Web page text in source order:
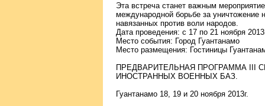
Эта встреча станет важным
международной борьбе за уничтожение
навязанных против воли народов.
Дата проведения: с 17 по 21 ноября
Место события: Город Гуантанамо
Место размещения: Гостиницы
ПРЕДВАРИТЕЛЬНАЯ ПРОГРАММА III
ИНОСТРАННЫХ ВОЕННЫХ БАЗ.
Гуантанамо 18, 19 и 20 ноября 2013г.